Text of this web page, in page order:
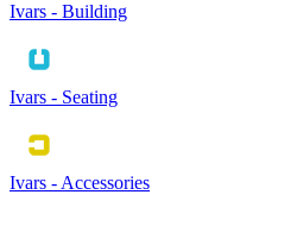
Ivars - Building
Ivars - Seating
Ivars - Accessories